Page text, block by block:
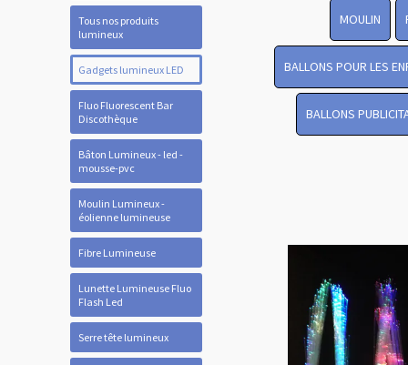
Tous nos produits
lumineux
Gadgets lumineux LED
Fluo Fluorescent Bar
Discothèque
Bâton Lumineux - led -
mousse-pvc
Moulin Lumineux -
éolienne lumineuse
Fibre Lumineuse
Lunette Lumineuse Fluo
Flash Led
Serre tête lumineux
MOULIN
BALLONS POUR LES
BALLONS